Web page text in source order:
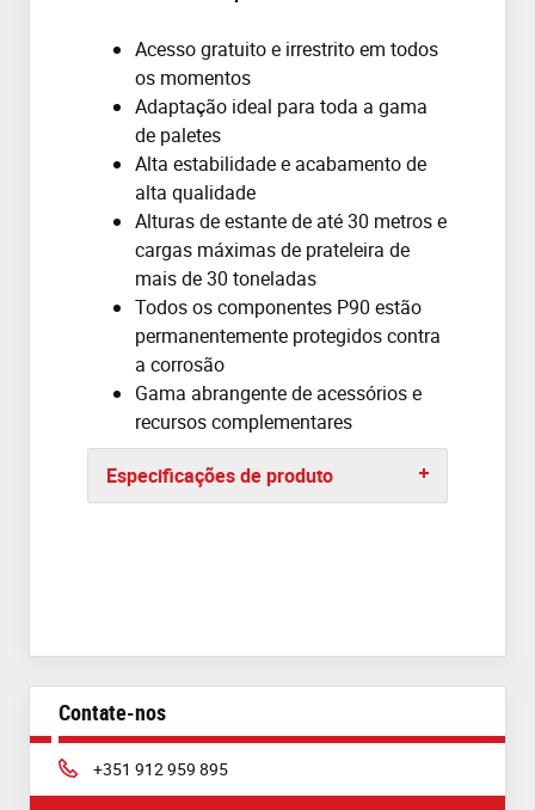
Acesso gratuito e irrestrito em todos
os momentos
Adaptação ideal para toda a gama
de paletes
Alta estabilidade e acabamento de
alta qualidade
Alturas de estante de até 30 metros e
cargas máximas de prateleira de
mais de 30 toneladas
Todos os componentes P90 estão
permanentemente protegidos contra
a corrosão
Gama abrangente de acessórios e
recursos complementares
Especificações de produto
Contate-nos
Phone:
+351 912 959 895